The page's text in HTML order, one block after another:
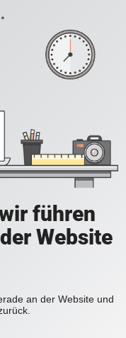
führen
Website
an der Website und